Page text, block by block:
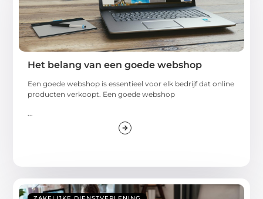
Het belang van een goede webshop
Een goede webshop is essentieel voor elk bedrijf dat online
producten verkoopt. Een goede webshop
...